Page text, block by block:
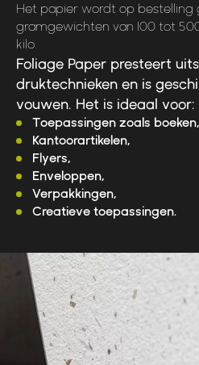
Het papier wordt op bestelling
gramgewichten van 100 tot
kilo.
Foliage Paper presteert
druktechnieken en is
vouwen. Het is ideaal voor:
Toepassingen zoals boeken,
Kantoorartikelen,
Flyers,
Enveloppen,
Verpakkingen,
Creatieve toepassingen.